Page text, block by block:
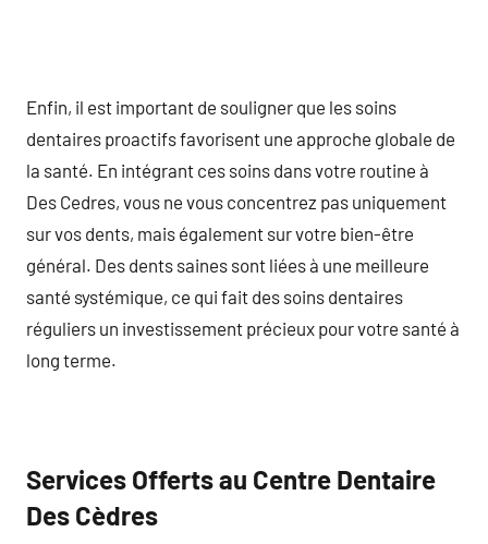
Enfin, il est important de souligner que les soins
dentaires proactifs favorisent une approche globale de
la santé. En intégrant ces soins dans votre routine à
Des Cedres, vous ne vous concentrez pas uniquement
sur vos dents, mais également sur votre bien-être
général. Des dents saines sont liées à une meilleure
santé systémique, ce qui fait des soins dentaires
réguliers un investissement précieux pour votre santé à
long terme.
Services Offerts au Centre Dentaire
Des Cèdres